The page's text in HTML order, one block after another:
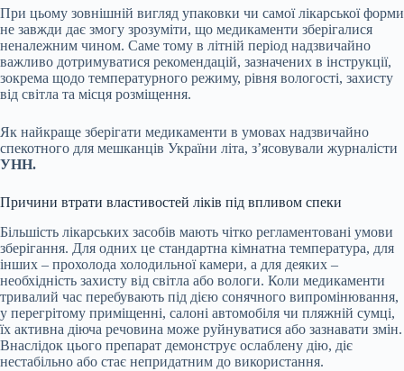
При цьому зовнішній вигляд упаковки чи самої лікарської форми
не завжди дає змогу зрозуміти, що медикаменти зберігалися
неналежним чином. Саме тому в літній період надзвичайно
важливо дотримуватися рекомендацій, зазначених в інструкції,
зокрема щодо температурного режиму, рівня вологості, захисту
від світла та місця розміщення.
Як найкраще зберігати медикаменти в умовах надзвичайно
спекотного для мешканців України літа, з’ясовували журналісти
УНН.
Причини втрати властивостей ліків під впливом спеки
Більшість лікарських засобів мають чітко регламентовані умови
зберігання. Для одних це стандартна кімнатна температура, для
інших – прохолода холодильної камери, а для деяких –
необхідність захисту від світла або вологи. Коли медикаменти
тривалий час перебувають під дією сонячного випромінювання,
у перегрітому приміщенні, салоні автомобіля чи пляжній сумці,
їх активна діюча речовина може руйнуватися або зазнавати змін.
Внаслідок цього препарат демонструє ослаблену дію, діє
нестабільно або стає непридатним до використання.